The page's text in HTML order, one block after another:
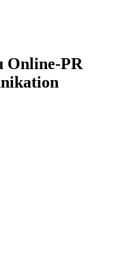
Online-PR